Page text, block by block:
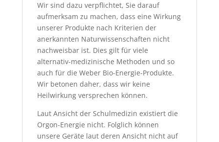
Wir sind dazu verpflichtet, Sie darauf
aufmerksam zu machen, dass eine Wirkung
unserer Produkte nach Kriterien der
anerkannten Naturwissenschaften nicht
nachweisbar ist. Dies gilt für viele
alternativ-medizinische Methoden und so
auch für die Weber Bio-Energie-Produkte.
Wir betonen daher, dass wir keine
Heilwirkung versprechen können.
Laut Ansicht der Schulmedizin existiert die
Orgon-Energie nicht. Folglich können
unsere Geräte laut deren Ansicht nicht auf